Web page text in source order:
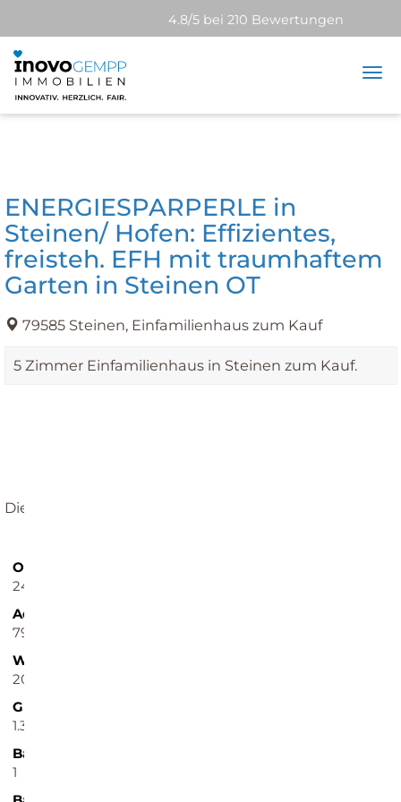
4.8/5 bei 210 Bewertungen
ENERGIESPARPERLE in
Steinen/ Hofen: Effizientes,
freisteh. EFH mit traumhaftem
Garten in Steinen OT
79585 Steinen, Einfamilienhaus zum Kauf
5 Zimmer Einfamilienhaus in Steinen zum Kauf.
Dieses Objekt wurde bereits erfolgreich vermittelt.
Objekt-ID
245
Adresse
79585 Steinen
Wohnfläche ca.
203 m²
Grund­stück ca.
1.330 m²
Badezimmer
1